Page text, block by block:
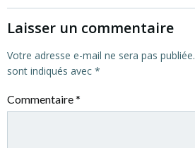
Laisser un commentaire
Votre adresse e-mail ne sera pas publiée.
sont indiqués avec *
Commentaire*